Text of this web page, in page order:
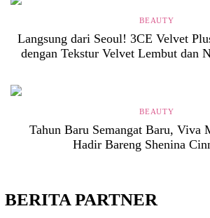
BEAUTY
Langsung dari Seoul! 3CE Velvet
dengan Tekstur Velvet Lembut dan
BEAUTY
Tahun Baru Semangat Baru, Viva
Hadir Bareng Shenina